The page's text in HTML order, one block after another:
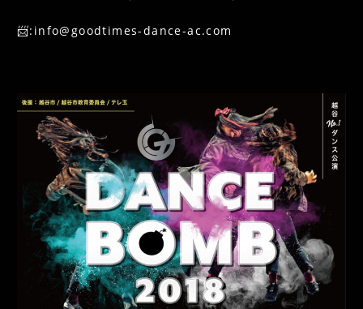
📨:info@goodtimes-dance-ac.com